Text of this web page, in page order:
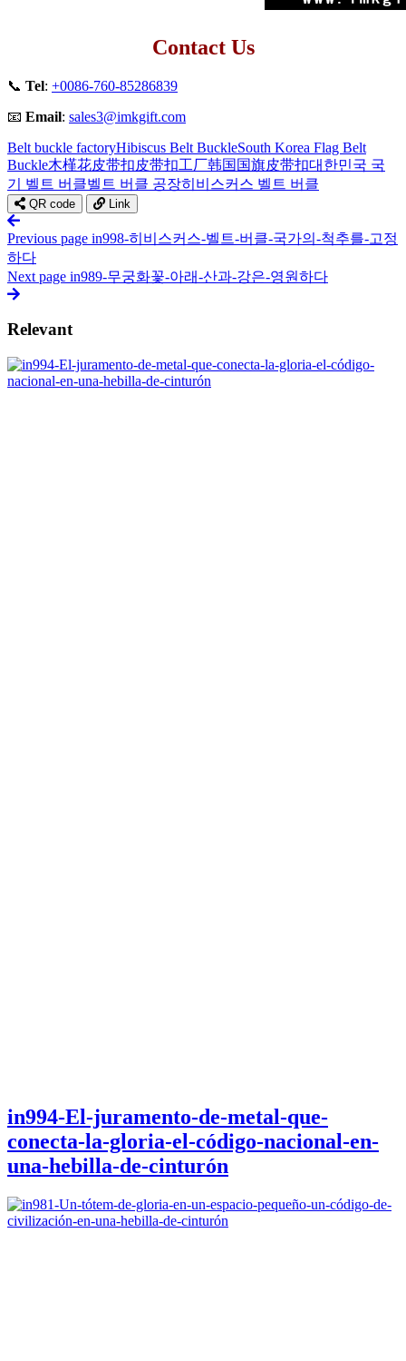
Contact Us
📞 Tel: +0086-760-85286839
📧 Email: sales3@imkgift.com
Belt buckle factoryHibiscus Belt BuckleSouth Korea Flag Belt
Buckle木槿花皮带扣皮带扣工厂韩国国旗皮带扣대한민국 국
기 벨트 버클벨트 버클 공장히비스커스 벨트 버클
QR code Link
Previous page in998-히비스커스-벨트-버클-국가의-척추를-고정
하다
Next page in989-무궁화꽃-아래-산과-강은-영원하다
Relevant
in994-El-juramento-de-metal-que-
conecta-la-gloria-el-código-nacional-en-
una-hebilla-de-cinturón